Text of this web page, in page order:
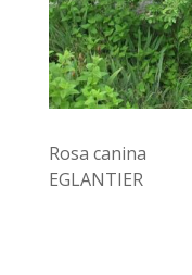
Rosa canina
EGLANTIER